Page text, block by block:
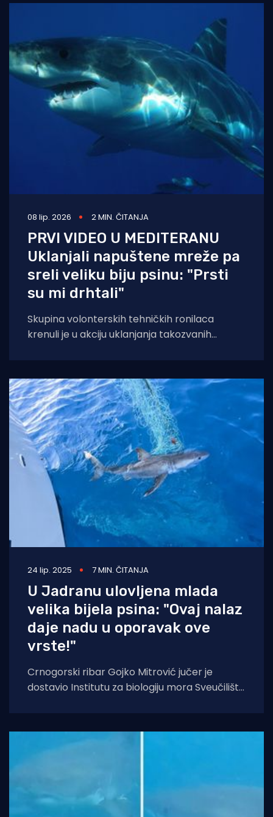
08 lip. 2026 2 MIN. ČITANJA
PRVI VIDEO U MEDITERANU
Uklanjali napuštene mreže pa
sreli veliku biju psinu: "Prsti
su mi drhtali"
Skupina volonterskih tehničkih ronilaca
krenuli je u akciju uklanjanja takozvanih
24 lip. 2025 7 MIN. ČITANJA
U Jadranu ulovljena mlada
velika bijela psina: "Ovaj nalaz
daje nadu u oporavak ove
vrste!"
Crnogorski ribar Gojko Mitrović jučer je
dostavio Institutu za biologiju mora Sveučilišta